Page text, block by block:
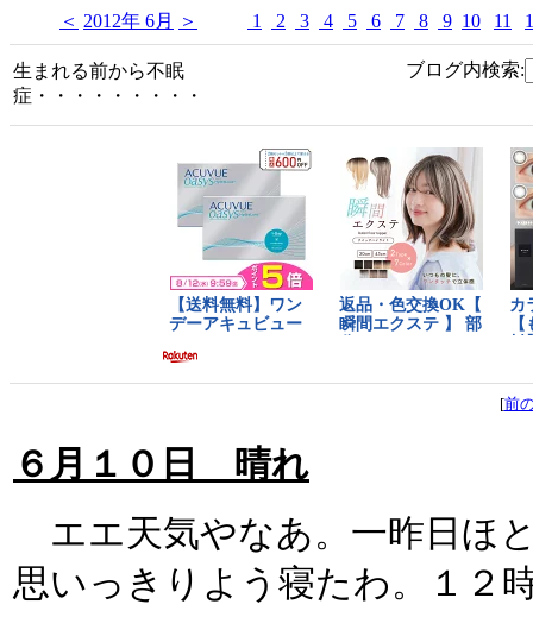
＜ 2012年 6月 ＞ 1 2 3 4 5 6 7 8 9 10 11
生まれる前から不眠
症・・・・・・・・・
ブログ内検索:
[前
６月１０日 晴れ
エエ天気やなあ。一昨日ほ
思いっきりよう寝たわ。１２